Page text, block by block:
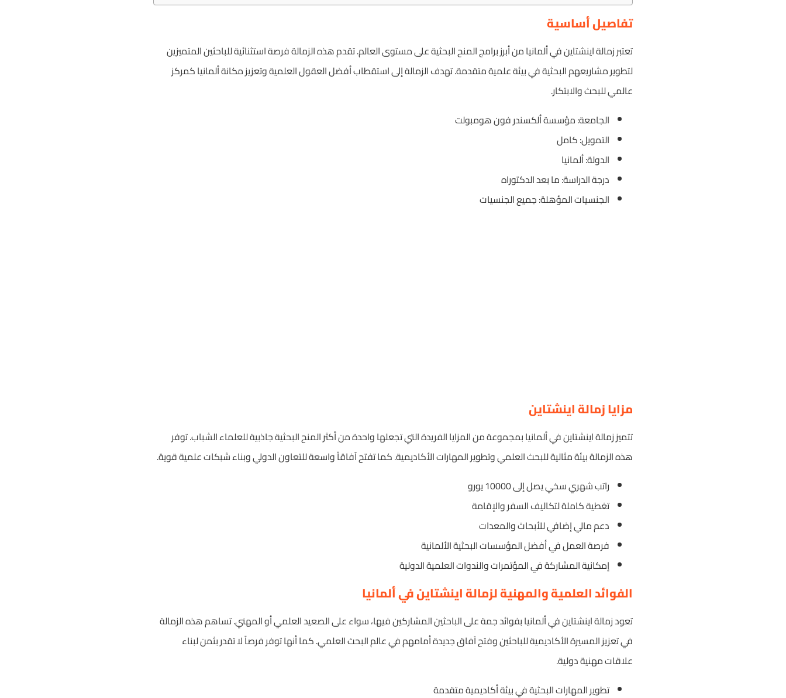
تفاصيل أساسية
تعتبر زمالة اينشتاين في ألمانيا من أبرز برامج المنح البحثية على مستوى العالم. تقدم هذه الزمالة فرصة استثنائية للباحثين المتميزين
لتطوير مشاريعهم البحثية في بيئة علمية متقدمة. تهدف الزمالة إلى استقطاب أفضل العقول العلمية وتعزيز مكانة ألمانيا كمركز
عالمي للبحث والابتكار.
الجامعة: مؤسسة ألكسندر فون هومبولت
التمويل: كامل
الدولة: ألمانيا
درجة الدراسة: ما بعد الدكتوراه
الجنسيات المؤهلة: جميع الجنسيات
مزايا زمالة اينشتاين
تتميز زمالة اينشتاين في ألمانيا بمجموعة من المزايا الفريدة التي تجعلها واحدة من أكثر المنح البحثية جاذبية للعلماء الشباب. توفر
هذه الزمالة بيئة مثالية للبحث العلمي وتطوير المهارات الأكاديمية. كما تفتح آفاقاً واسعة للتعاون الدولي وبناء شبكات علمية قوية.
راتب شهري سخي يصل إلى 10000 يورو
تغطية كاملة لتكاليف السفر والإقامة
دعم مالي إضافي للأبحاث والمعدات
فرصة العمل في أفضل المؤسسات البحثية الألمانية
إمكانية المشاركة في المؤتمرات والندوات العلمية الدولية
الفوائد العلمية والمهنية لزمالة اينشتاين في ألمانيا
تعود زمالة اينشتاين في ألمانيا بفوائد جمة على الباحثين المشاركين فيها، سواء على الصعيد العلمي أو المهني. تساهم هذه الزمالة
في تعزيز المسيرة الأكاديمية للباحثين وفتح آفاق جديدة أمامهم في عالم البحث العلمي. كما أنها توفر فرصاً لا تقدر بثمن لبناء
علاقات مهنية دولية.
تطوير المهارات البحثية في بيئة أكاديمية متقدمة